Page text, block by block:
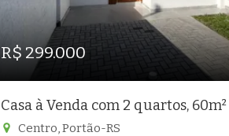
R$ 299.000
Casa à Venda com 2 quartos, 60m²
Centro, Portão-RS